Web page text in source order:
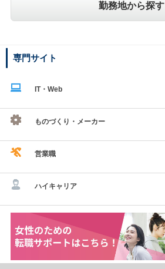
勤務地から探す
専門サイト
IT・Web
ものづくり・メーカー
営業職
ハイキャリア